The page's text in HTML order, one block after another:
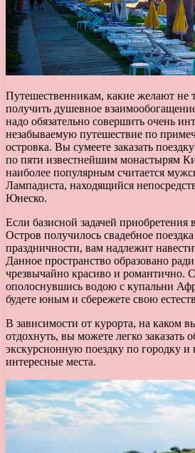
Путешественникам, какие желают не
получить душевное
надо обязательно совершить очень
незабываемую путешествие по
островка. Вы сумеете заказать
по пяти известнейшим монастырям
наиболее популярным считается
Лампадиста, находящийся
Юнеско.
Если базисной задачей приобретения
Остров получилось свадебное
праздничности, вам надлежит
Данное пространство образовано
чрезвычайно красиво и романтично.
ополоснувшись водою с купальни
будете юным и сбережете свою
В зависимости от курорта, на каком
отдохнуть, вы можете легко заказать
экскурсионную поездку по городку и
интересные места.